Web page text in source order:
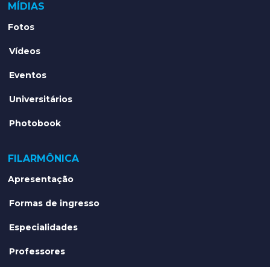
MÍDIAS
Fotos
Vídeos
Eventos
Universitários
Photobook
FILARMÔNICA
Apresentação
Formas de ingresso
Especialidades
Professores